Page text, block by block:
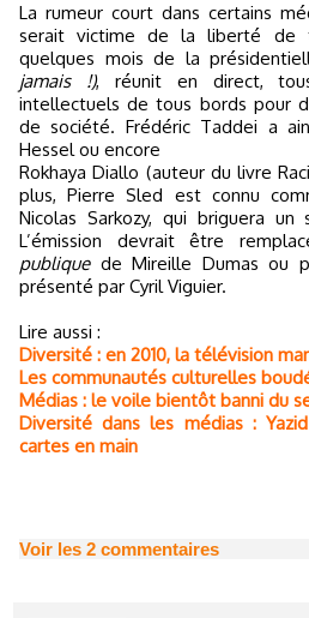
La rumeur court dans certains
serait victime de la liberté de
quelques mois de la
jamais !), réunit en direct,
intellectuels de tous bords pour
de société. Frédéric Taddei a
Hessel ou encore
Rokhaya Diallo (auteur du livre
plus, Pierre Sled est connu
Nicolas Sarkozy, qui briguera un
L’émission devrait être
publiquede Mireille Dumas ou
présenté par Cyril Viguier.
Lire aussi :
Diversité : en 2010, la télévision
Les communautés culturelles
Médias : le voile bientôt banni du
Diversité dans les médias :
cartes en main
Voir les 2 commentaires